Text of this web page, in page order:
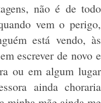
não é de todo
vem o perigo,
está vendo, às
escrever de novo e
ou em algum lugar
ainda choraria